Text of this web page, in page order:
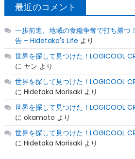
最近のコメント
一歩前進。地域の食糧争奪で打ち勝つ！
告 – Hidetaka's Life より
世界を探して見つけた！LOGICOOL
に ヤン より
世界を探して見つけた！LOGICOOL
に Hidetaka Morisaki より
世界を探して見つけた！LOGICOOL
に okamoto より
世界を探して見つけた！LOGICOOL
に Hidetaka Morisaki より